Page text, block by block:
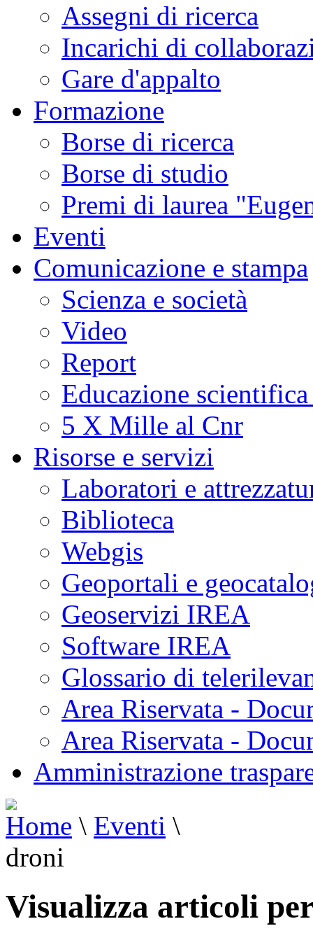
Assegni di ricerca
Incarichi di
Gare d'appalto
Formazione
Borse di ricerca
Borse di studio
Premi di laurea
Eventi
Comunicazione e stampa
Scienza e società
Video
Report
Educazione
5 X Mille al Cnr
Risorse e servizi
Laboratori e
Biblioteca
Webgis
Geoportali e
Geoservizi IREA
Software IREA
Glossario di
Area Riservata -
Area Riservata -
Amministrazione
Home \ Eventi \
droni
Visualizza articoli